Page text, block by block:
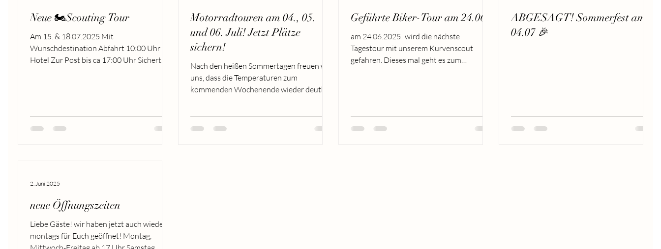
Neue 🏍️Scouting Tour
Am 15. & 18.07.2025 Mit
Wunschdestination Abfahrt 10:00 Uhr am
Hotel Zur Post bis ca 17:00 Uhr Sichert
Motorradtouren am 04., 05.
und 06. Juli! Jetzt Plätze
sichern!
Nach den heißen Sommertagen freuen wir
uns, dass die Temperaturen zum
kommenden Wochenende wieder deutlich
Geführte Biker-Tour am 24.06
am 24.06.2025 wird die nächste
Tagestour mit unserem Kurvenscout
gefahren. Dieses mal geht es zum
ABGESAGT! Sommerfest am
04.07 🎉
neue Öffnungszeiten
Liebe Gäste! wir haben jetzt auch wieder
montags für Euch geöffnet! Montag,
2. Juni 2025